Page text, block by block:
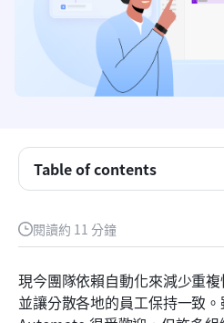
閱讀約 11 分鐘
現今團隊依賴自動化來減少重
並讓分散各地的員工保持一致
Table of contents
Power Automate 替代方案
為什麼團隊正在探索 Power
最佳 10 個 Power